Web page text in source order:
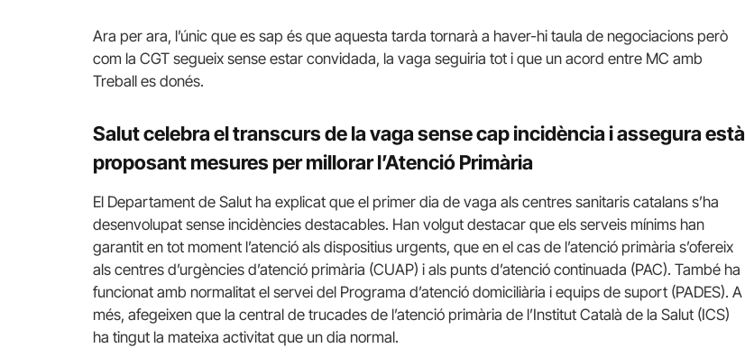
Ara per ara, l’únic que es sap és que aquesta tarda tornarà a haver-hi taula de negociacions però
com la CGT segueix sense estar convidada, la vaga seguiria tot i que un acord entre MC amb
Treball es donés.
Salut celebra el transcurs de la vaga sense cap incidència i assegura està
proposant mesures per millorar l’Atenció Primària
El Departament de Salut ha explicat que el primer dia de vaga als centres sanitaris catalans s’ha
desenvolupat sense incidències destacables. Han volgut destacar que els serveis mínims han
garantit en tot moment l’atenció als dispositius urgents, que en el cas de l’atenció primària s’ofereix
als centres d’urgències d’atenció primària (CUAP) i als punts d’atenció continuada (PAC). També ha
funcionat amb normalitat el servei del Programa d’atenció domiciliària i equips de suport (PADES). A
més, afegeixen que la central de trucades de l’atenció primària de l’Institut Català de la Salut (ICS)
ha tingut la mateixa activitat que un dia normal.